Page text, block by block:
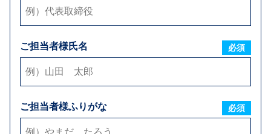
ご担当者様氏名 必須
ご担当者様ふりがな 必須
お支払い条件
締日
毎月
お取引内容